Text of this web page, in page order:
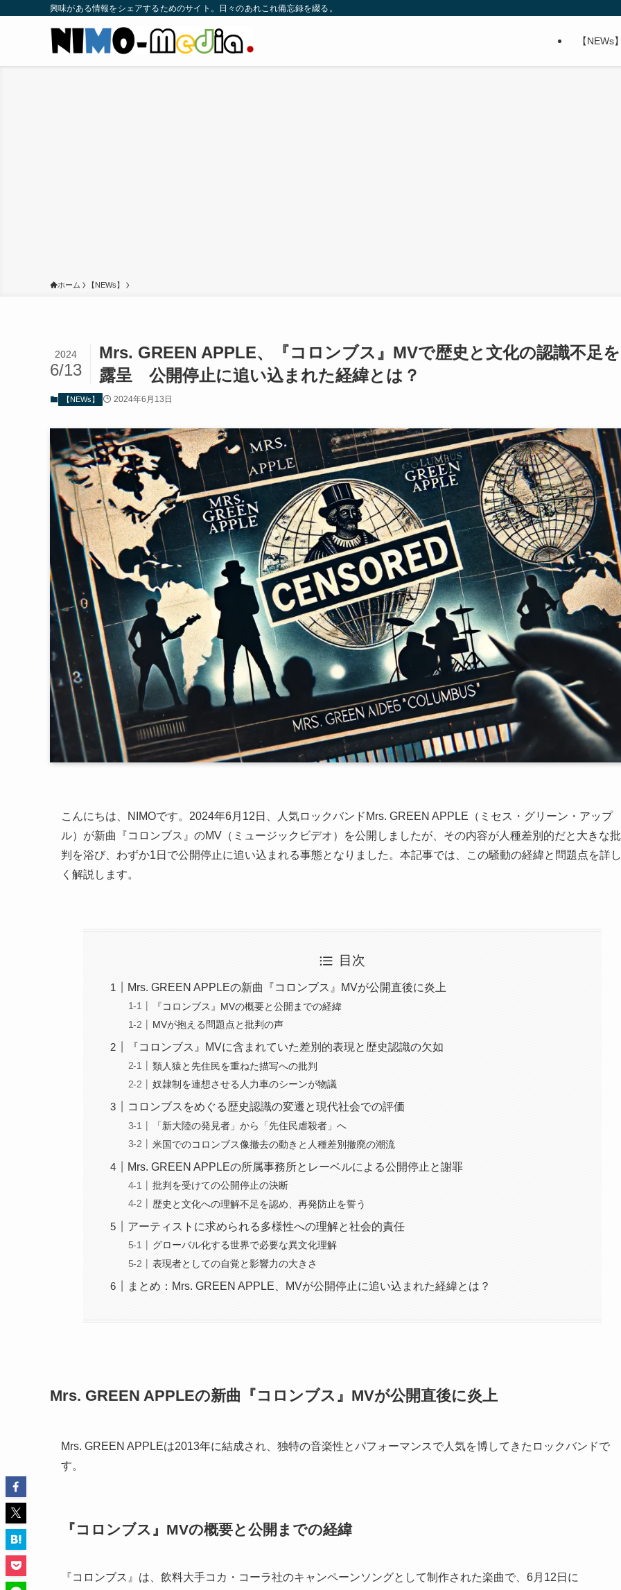
興味がある情報をシェアするためのサイト。日々のあれこれ備忘録を綴る。
【NEWs
ホーム 【NEWs】
Mrs. GREEN APPLE、『コロンブス』MVで歴史と文化の認識不足を
露呈 公開停止に追い込まれた経緯とは？
2024
6/13
【NEWs】 2024年6月13日
こんにちは、NIMOです。2024年6月12日、人気ロックバンドMrs. GREEN APPLE（ミセス・グリーン・アップ
ル）が新曲『コロンブス』のMV（ミュージックビデオ）を公開しましたが、その内容が人種差別的だと大きな批
判を浴び、わずか1日で公開停止に追い込まれる事態となりました。本記事では、この騒動の経緯と問題点を詳し
く解説します。
目次
Mrs. GREEN APPLEの新曲『コロンブス』MVが公開直後に炎上
『コロンブス』MVの概要と公開までの経緯
MVが抱える問題点と批判の声
『コロンブス』MVに含まれていた差別的表現と歴史認識の欠如
類人猿と先住民を重ねた描写への批判
奴隷制を連想させる人力車のシーンが物議
コロンブスをめぐる歴史認識の変遷と現代社会での評価
「新大陸の発見者」から「先住民虐殺者」へ
米国でのコロンブス像撤去の動きと人種差別撤廃の潮流
Mrs. GREEN APPLEの所属事務所とレーベルによる公開停止と謝罪
批判を受けての公開停止の決断
歴史と文化への理解不足を認め、再発防止を誓う
アーティストに求められる多様性への理解と社会的責任
グローバル化する世界で必要な異文化理解
表現者としての自覚と影響力の大きさ
まとめ：Mrs. GREEN APPLE、MVが公開停止に追い込まれた経緯とは？
Mrs. GREEN APPLEの新曲『コロンブス』MVが公開直後に炎上
Mrs. GREEN APPLEは2013年に結成され、独特の音楽性とパフォーマンスで人気を博してきたロックバンドで
す。
『コロンブス』MVの概要と公開までの経緯
『コロンブス』は、飲料大手コカ・コーラ社のキャンペーンソングとして制作された楽曲で、6月12日に